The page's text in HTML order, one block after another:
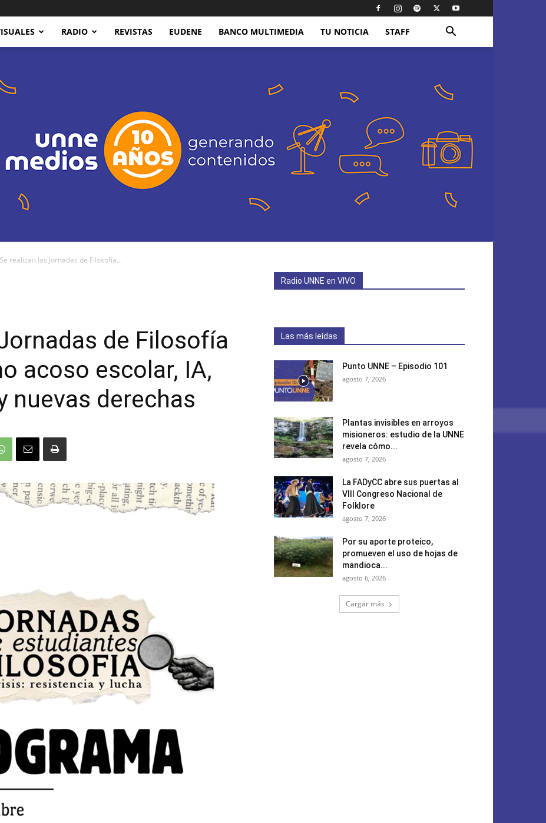
RADIO REVISTAS EUDENE BANCO MULTIMEDIA TU NOTICIA STAFF
realizan las Jornadas de Filosofía...
de Filosofía
acoso escolar, IA,
nuevas derechas
Radio UNNE en VIVO
Las más leídas
Punto UNNE – Episodio 101
agosto 7, 2026
Plantas invisibles en arroyos
misioneros: estudio de la UNNE
revela cómo...
agosto 7, 2026
La FADyCC abre sus puertas al
VIII Congreso Nacional de
Folklore
agosto 7, 2026
Por su aporte proteico,
promueven el uso de hojas de
mandioca...
agosto 6, 2026
Cargar más